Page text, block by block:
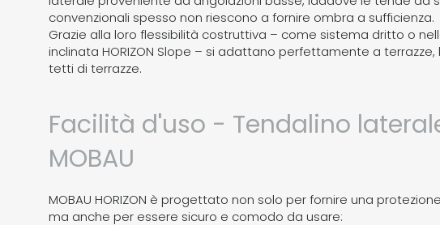
convenzionali spesso non riescono a fornire ombra a sufficienza.
Grazie alla loro flessibilità costruttiva – come sistema dritto o
inclinata HORIZON Slope – si adattano perfettamente a terrazze,
tetti di terrazze.
Facilità d'uso - Tendalino
MOBAU
MOBAU HORIZON è progettato non solo per fornire una
ma anche per essere sicuro e comodo da usare: